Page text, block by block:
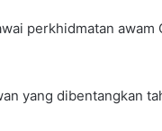
perkhidmatan
yang dibentangkan